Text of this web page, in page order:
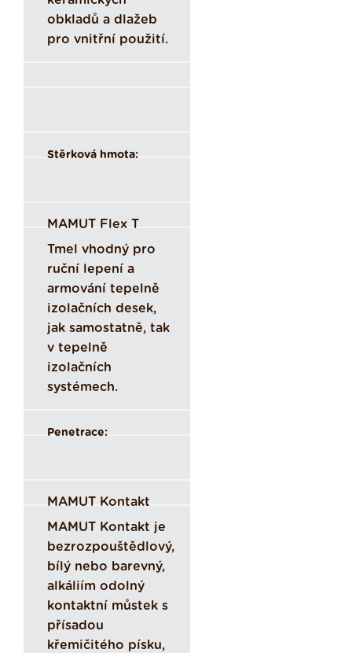
obkladů a dlažeb
pro vnitřní použití.
Stěrková hmota:
MAMUT Flex T
Tmel vhodný pro
ruční lepení a
armování tepelně
izolačních desek,
jak samostatně, tak
v tepelně
izolačních
systémech.
Penetrace:
MAMUT Kontakt
MAMUT Kontakt je
bezrozpouštědlový,
bílý nebo barevný,
alkáliím odolný
kontaktní můstek s
přísadou
křemičitého písku,